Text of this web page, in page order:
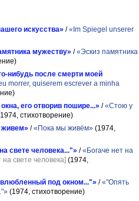
искусства» /«Im Spiegel unserer
мужеству» /«Эскиз памятника
нибудь после смерти моей
morrer, quiserem escrever a minha
его отворив пошире...» /«Стою у
стихотворение)
/«Пока мы живём» (1974,
свете человека..."» /«Богаче нет на
на свете человека] (1974,
под окном..."» /«"Опять
(1974, стихотворение)